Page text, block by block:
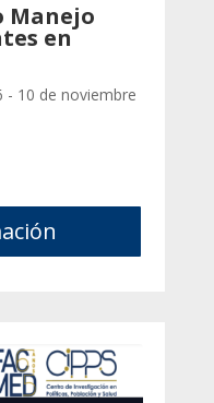
Manejo
en
- 10 de noviembre